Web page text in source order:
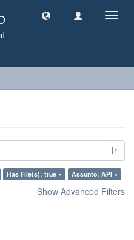
Ir
Has File(s): true × Assunto: API ×
Show Advanced Filters